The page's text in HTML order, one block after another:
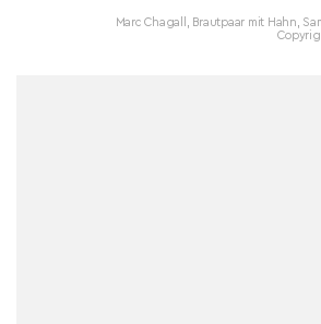
Marc Chagall, Brautpaar mit Hahn,